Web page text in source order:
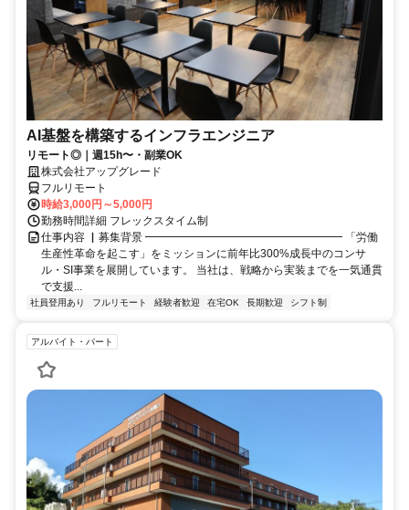
AI基盤を構築するインフラエンジニア
リモート◎｜週15h〜・副業OK
株式会社アップグレード
フルリモート
時給3,000円～5,000円
勤務時間詳細 フレックスタイム制
仕事内容 ▏募集背景 ━━━━━━━━━━━━━━━━━━ 「労働
生産性革命を起こす」をミッションに前年比300%成長中のコンサ
ル・SI事業を展開しています。 当社は、戦略から実装までを一気通貫
で支援...
社員登用あり フルリモート 経験者歓迎 在宅OK 長期歓迎 シフト制
アルバイト・パート